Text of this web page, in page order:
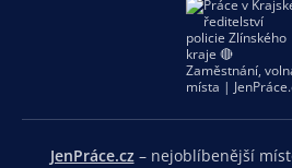
JenPráce.cz– nejoblíbenější